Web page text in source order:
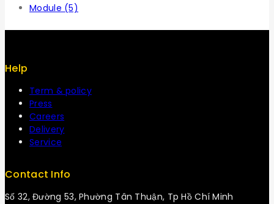
Module (5)
Help
Term & policy
Press
Careers
Delivery
Service
Contact Info
Số 32, Đường 53, Phường Tân Thuận, Tp Hồ Chí Minh